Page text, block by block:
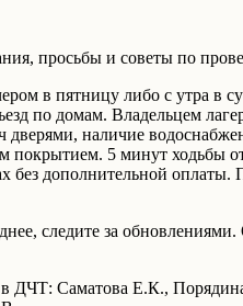
просьбы и советы по
в пятницу либо с утра в
по домам. Владельцем
наличие
5 минут ходьбы
дополнительной оплаты.
следите за
в ДЧТ: Саматова Е.К.,